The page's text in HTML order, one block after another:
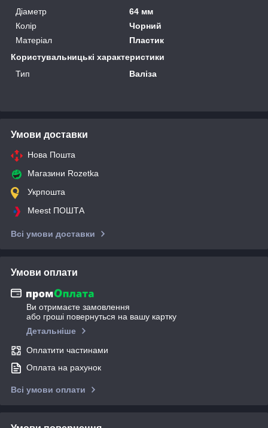
Діаметр
64 мм
Колір
Чорний
Матеріал
Пластик
Користувальницькі характеристики
Тип
Валіза
Умови доставки
Нова Пошта
Магазини Rozetka
Укрпошта
Meest ПОШТА
Всі умови доставки
Умови оплати
Ви отримаєте замовлення
або гроші повернуться на вашу картку
Детальніше
Оплатити частинами
Оплата на рахунок
Всі умови оплати